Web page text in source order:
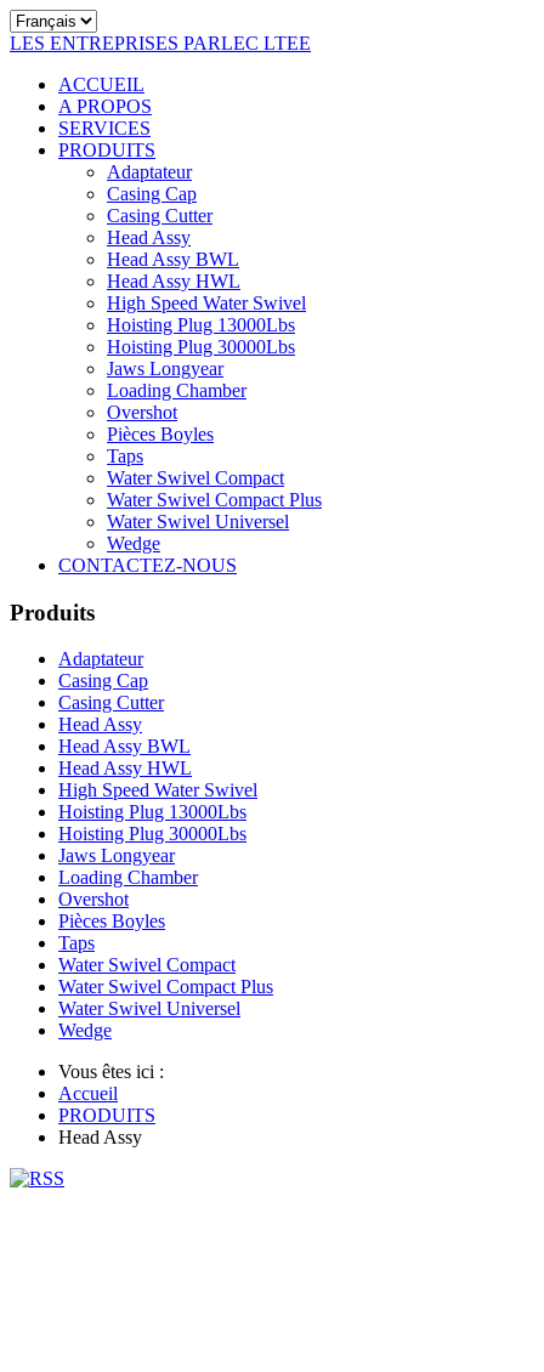
LES ENTREPRISES PARLEC LTEE
ACCUEIL
A PROPOS
SERVICES
PRODUITS
Adaptateur
Casing Cap
Casing Cutter
Head Assy
Head Assy BWL
Head Assy HWL
High Speed Water Swivel
Hoisting Plug 13000Lbs
Hoisting Plug 30000Lbs
Jaws Longyear
Loading Chamber
Overshot
Pièces Boyles
Taps
Water Swivel Compact
Water Swivel Compact Plus
Water Swivel Universel
Wedge
CONTACTEZ-NOUS
Produits
Adaptateur
Casing Cap
Casing Cutter
Head Assy
Head Assy BWL
Head Assy HWL
High Speed Water Swivel
Hoisting Plug 13000Lbs
Hoisting Plug 30000Lbs
Jaws Longyear
Loading Chamber
Overshot
Pièces Boyles
Taps
Water Swivel Compact
Water Swivel Compact Plus
Water Swivel Universel
Wedge
Vous êtes ici :
Accueil
PRODUITS
Head Assy